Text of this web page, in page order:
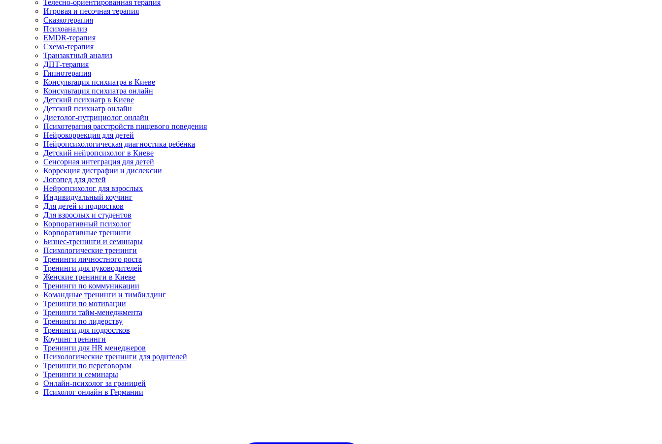
Телесно-ориентированная терапия
Игровая и песочная терапия
Сказкотерапия
Психоанализ
EMDR-терапия
Схема-терапия
Транзактный анализ
ДПТ-терапия
Гипнотерапия
Консультация психиатра в Киеве
Консультация психиатра онлайн
Детский психиатр в Киеве
Детский психиатр онлайн
Диетолог-нутрициолог онлайн
Психотерапия расстройств пищевого поведения
Нейрокоррекция для детей
Нейропсихологическая диагностика ребёнка
Детский нейропсихолог в Киеве
Сенсорная интеграция для детей
Коррекция дисграфии и дислексии
Логопед для детей
Нейропсихолог для взрослых
Индивидуальный коучинг
Для детей и подростков
Для взрослых и студентов
Корпоративный психолог
Корпоративные тренинги
Бизнес-тренинги и семинары
Психологические тренинги
Тренинги личностного роста
Тренинги для руководителей
Женские тренинги в Киеве
Тренинги по коммуникации
Командные тренинги и тимбилдинг
Тренинги по мотивации
Тренинги тайм-менеджмента
Тренинги по лидерству
Тренинги для подростков
Коучинг тренинги
Тренинги для HR менеджеров
Психологические тренинги для родителей
Тренинги по переговорам
Тренинги и семинары
Онлайн-психолог за границей
Психолог онлайн в Германии